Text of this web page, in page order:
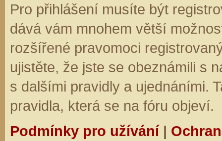
Pro přihlášení musíte být
dává vám mnohem větší
rozšířené pravomoci
ujistěte, že jste se obeznámili s
s dalšími pravidly a ujednáními.
pravidla, která se na fóru objeví.
Podmínky pro užívání|